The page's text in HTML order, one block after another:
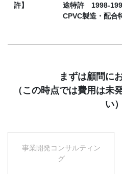
許】
途特許 1998-
CPVC製造・配
まずは顧問に
（この時点では費用は未
い）
事業開発コンサルティン
グ